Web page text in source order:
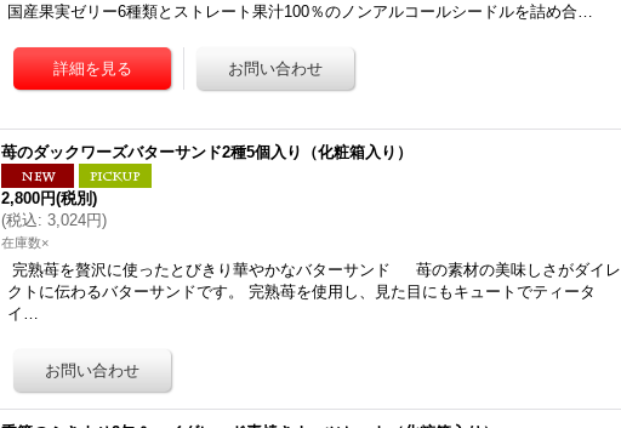
国産果実ゼリー6種類とストレート果汁100％のノンアルコールシードルを詰め合…
苺のダックワーズバターサンド2種5個入り（化粧箱入り）
2,800円(税別)
(税込: 3,024円)
在庫数×
完熟苺を贅沢に使ったとびきり華やかなバターサンド 苺の素材の美味しさがダイレ
クトに伝わるバターサンドです。 完熟苺を使用し、見た目にもキュートでティータ
イ…